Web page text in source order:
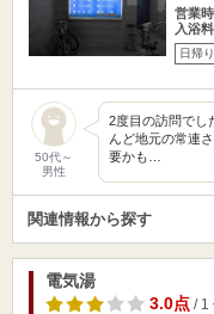
営業
入浴
日帰り
50代～
男性
2度目の訪問でし
んど地元の常連
要かも…
関連情報から探す
電気湯
3.0点/ 1